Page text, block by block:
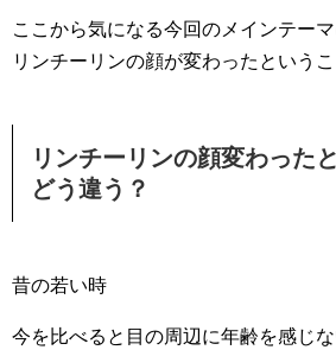
ここから気になる今回のメインテー
リンチーリンの顔が変わったというこ
リンチーリンの顔変わった
どう違う？
昔の若い時
今を比べると目の周辺に年齢を感じ